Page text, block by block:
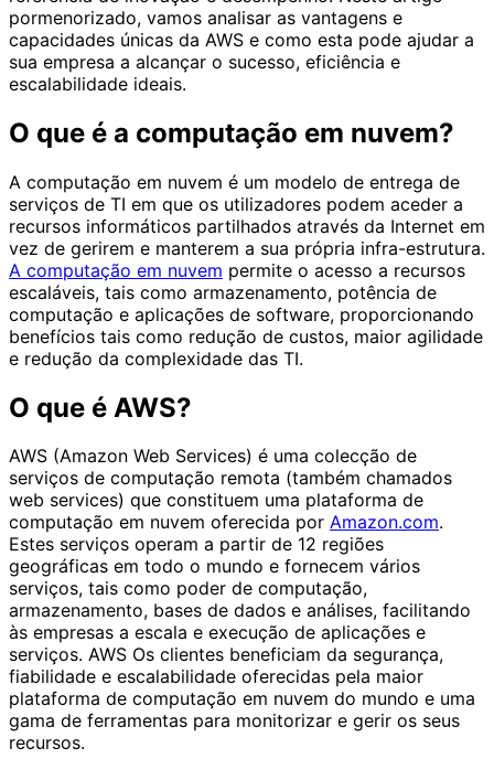
pormenorizado, vamos analisar as vantagens e
capacidades únicas da AWS e como esta pode ajudar a
sua empresa a alcançar o sucesso, eficiência e
escalabilidade ideais.
O que é a computação em nuvem?
A computação em nuvem é um modelo de entrega de
serviços de TI em que os utilizadores podem aceder a
recursos informáticos partilhados através da Internet em
vez de gerirem e manterem a sua própria infra-estrutura.
A computação em nuvem permite o acesso a recursos
escaláveis, tais como armazenamento, potência de
computação e aplicações de software, proporcionando
benefícios tais como redução de custos, maior agilidade
e redução da complexidade das TI.
O que é AWS?
AWS (Amazon Web Services) é uma colecção de
serviços de computação remota (também chamados
web services) que constituem uma plataforma de
computação em nuvem oferecida por Amazon.com.
Estes serviços operam a partir de 12 regiões
geográficas em todo o mundo e fornecem vários
serviços, tais como poder de computação,
armazenamento, bases de dados e análises, facilitando
às empresas a escala e execução de aplicações e
serviços. AWS Os clientes beneficiam da segurança,
fiabilidade e escalabilidade oferecidas pela maior
plataforma de computação em nuvem do mundo e uma
gama de ferramentas para monitorizar e gerir os seus
recursos.